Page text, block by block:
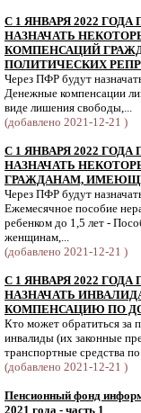
С 1 ЯНВАРЯ 2022
НАЗНАЧАТЬ
КОМПЕНСАЦИЙ
ПОЛИТИЧЕСКИХ
Через ПФР будут
Денежные компенсации
виде лишения свободы,...
(добавлено 2021-12-21 )
С 1 ЯНВАРЯ 2022
НАЗНАЧАТЬ
ГРАЖДАНАМ,
Через ПФР будут
Ежемесячное пособие
ребенком до 1,5 лет -
женщинам,...
(добавлено 2021-12-21 )
С 1 ЯНВАРЯ 2022
НАЗНАЧАТЬ
КОМПЕНСАЦИЮ ПО
Кто может обратиться за
инвалиды (их законные
транспортные средства
(добавлено 2021-12-21 )
Пенсионный фонд
2021 года - часть 1